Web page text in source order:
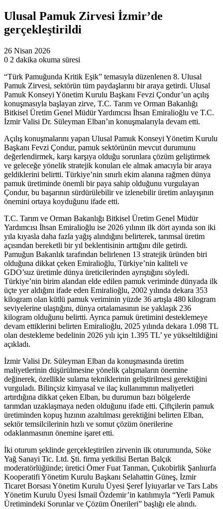
Ulusal Pamuk Zirvesi İzmir’de
gerçekleştirildi
26 Nisan 2026
0 2 dakika okuma süresi
“Türk Pamuğunda Kritik Eşik” temasıyla düzenlenen 8. Ulusal
Pamuk Zirvesi, sektörün tüm paydaşlarını bir araya getirdi. Ulusal
Pamuk Konseyi Yönetim Kurulu Başkanı Fevzi Çondur’un açılış
konuşmasıyla başlayan zirve, T.C. Tarım ve Orman Bakanlığı
Bitkisel Üretim Genel Müdür Yardımcısı İhsan Emiralioğlu ve T.C.
İzmir Valisi Dr. Süleyman Elban’ın konuşmalarıyla devam etti.
Açılış konuşmalarını yapan Ulusal Pamuk Konseyi Yönetim Kurulu
Başkanı Fevzi Çondur, pamuk sektörünün mevcut durumunu
değerlendirmek, karşı karşıya olduğu sorunlara çözüm geliştirmek
ve geleceğe yönelik stratejik konuları ele almak amacıyla bir araya
geldiklerini belirtti. Türkiye’nin sınırlı ekim alanına rağmen dünya
pamuk üretiminde önemli bir paya sahip olduğunu vurgulayan
Çondur, bu başarının sürdürülebilir ve izlenebilir üretim anlayışının
önemini ortaya koyduğunu ifade etti.
T.C. Tarım ve Orman Bakanlığı Bitkisel Üretim Genel Müdür
Yardımcısı İhsan Emiralioğlu ise 2026 yılının ilk dört ayında son iki
yıla kıyasla daha fazla yağış alındığını belirterek, tarımsal üretim
açısından bereketli bir yıl beklentisinin arttığını dile getirdi.
Pamuğun Bakanlık tarafından belirlenen 13 stratejik üründen biri
olduğuna dikkat çeken Emiralioğlu, Türkiye’nin kaliteli ve
GDO’suz üretimle dünya üreticilerinden ayrıştığını söyledi.
Türkiye’nin birim alandan elde edilen pamuk veriminde dünyada ilk
üçte yer aldığını ifade eden Emiralioğlu, 2002 yılında dekara 353
kilogram olan kütlü pamuk veriminin yüzde 36 artışla 480 kilogram
seviyelerine ulaştığını, dünya ortalamasının ise yaklaşık 236
kilogram olduğunu belirtti. Ayrıca pamuk üretimini desteklemeye
devam ettiklerini belirten Emiralioğlu, 2025 yılında dekara 1.098 TL
olan destekleme bedelinin 2026 yılı için 1.395 TL’ ye yükseltildiğini
açıkladı.
İzmir Valisi Dr. Süleyman Elban da konuşmasında üretim
maliyetlerinin düşürülmesine yönelik çalışmaların önemine
değinerek, özellikle sulama tekniklerinin geliştirilmesi gerektiğini
vurguladı. Bilinçsiz kimyasal ve ilaç kullanımının maliyetleri
artırdığına dikkat çeken Elban, bu durumun bazı bölgelerde
tarımdan uzaklaşmaya neden olduğunu ifade etti. Çiftçilerin pamuk
üretiminden kopuş hızının azaltılması gerektiğini belirten Elban,
sektör temsilcilerinin hızlı ve somut çözüm önerilerine
odaklanmasının önemine işaret etti.
İki oturum şeklinde gerçekleştirilen zirvenin ilk oturumunda, Söke
Yağ Sanayi Tic. Ltd. Şti. firma yetkilisi Bertan Balçık
moderatörlüğünde; üretici Ömer Fuat Tanman, Çukobirlik Şanlıurfa
Kooperatifi Yönetim Kurulu Başkanı Selahattin Güneş, İzmir
Ticaret Borsası Yönetim Kurulu Üyesi Şeref İyiuyarlar ve Tars Labs
Yönetim Kurulu Üyesi İsmail Özdemir’in katılımıyla “Yerli Pamuk
Üretimindeki Sorunlar ve Çözüm Önerileri” başlığı ele alındı.